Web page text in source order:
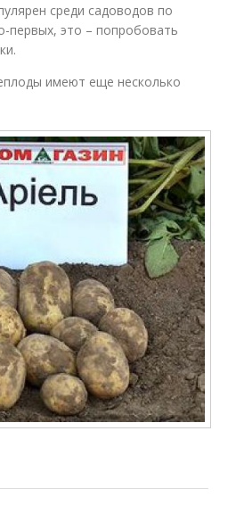
среди садоводов по
первых, это – попробовать
имеют еще несколько